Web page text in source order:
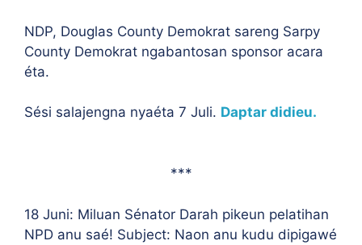
NDP, Douglas County Demokrat sareng Sarpy
County Demokrat ngabantosan sponsor acara
éta.
Sési salajengna nyaéta 7 Juli. Daptar didieu.
***
18 Juni: Miluan Sénator Darah pikeun pelatihan
NPD anu saé! Subject: Naon anu kudu dipigawé